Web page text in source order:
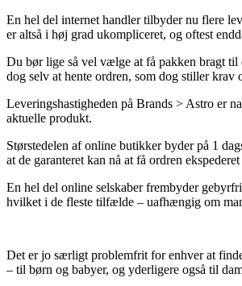
En hel del internet handler tilbyder nu flere
er altså i høj grad ukompliceret, og oftest
Du bør lige så vel vælge at få pakken bragt til
dog selv at hente ordren, som dog stiller
Leveringshastigheden på Brands > Astro er
aktuelle produkt.
Størstedelen af online butikker byder på 1
at de garanteret kan nå at få ordren
En hel del online selskaber frembyder
hvilket i de fleste tilfælde – uafhængig om
Det er jo særligt problemfrit for enhver at
– til børn og babyer, og yderligere også til